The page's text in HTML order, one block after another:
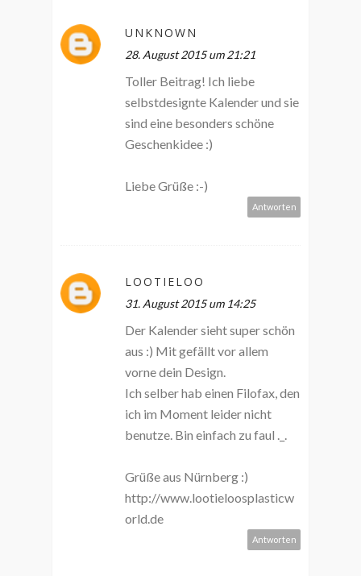
UNKNOWN
28. August 2015 um 21:21
Toller Beitrag! Ich liebe
selbstdesignte Kalender und sie
sind eine besonders schöne
Geschenkidee :)
Liebe Grüße :-)
Antworten
LOOTIELOO
31. August 2015 um 14:25
Der Kalender sieht super schön
aus :) Mit gefällt vor allem
vorne dein Design.
Ich selber hab einen Filofax, den
ich im Moment leider nicht
benutze. Bin einfach zu faul ._.
Grüße aus Nürnberg :)
http://www.lootieloosplasticw
orld.de
Antworten